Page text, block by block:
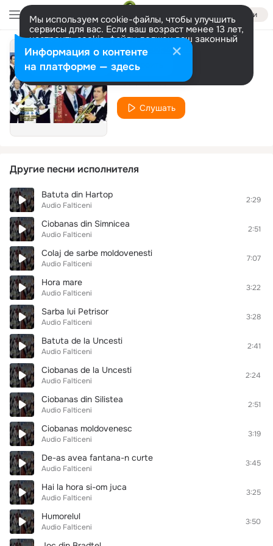
Войти
Мы используем cookie-файлы, чтобы улучшить
сервисы для вас. Если ваш возраст менее 13 лет,
настроить cookie-файлы должен ваш законный
представитель. Больше информации
Разрешить все Настроить
Joc din Falticeni
Audio Falticeni
Слушать
Другие песни исполнителя
Batuta din Hartop
Audio Falticeni
2:29
Ciobanas din Simnicea
Audio Falticeni
2:51
Colaj de sarbe moldovenesti
Audio Falticeni
7:07
Hora mare
Audio Falticeni
3:22
Sarba lui Petrisor
Audio Falticeni
3:28
Batuta de la Uncesti
Audio Falticeni
2:41
Ciobanas de la Uncesti
Audio Falticeni
2:24
Ciobanas din Silistea
Audio Falticeni
2:51
Ciobanas moldovenesc
Audio Falticeni
3:19
De-as avea fantana-n curte
Audio Falticeni
3:45
Hai la hora si-om juca
Audio Falticeni
3:25
Humorelul
Audio Falticeni
3:50
Информация о контенте
на платформе — здесь